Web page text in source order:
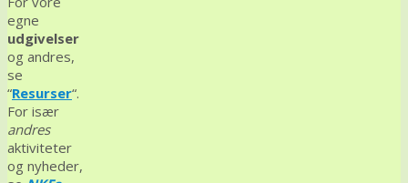
egne
udgivelser
og andres,
se
“Resurser“.
For især
andres
aktiviteter
og nyheder,